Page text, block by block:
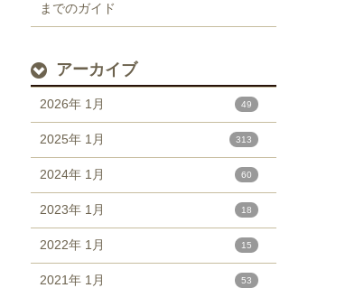
までのガイド
アーカイブ
2026年 1月 49
2025年 1月 313
2024年 1月 60
2023年 1月 18
2022年 1月 15
2021年 1月 53